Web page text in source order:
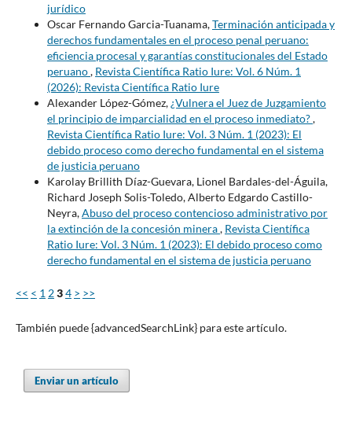
jurídico
Oscar Fernando Garcia-Tuanama,Terminación anticipada y
derechos fundamentales en el proceso penal peruano:
eficiencia procesal y garantías constitucionales del Estado
peruano, Revista Científica Ratio Iure: Vol. 6 Núm. 1
(2026): Revista Científica Ratio Iure
Alexander López-Gómez,¿Vulnera el Juez de Juzgamiento
el principio de imparcialidad en el proceso inmediato?,
Revista Científica Ratio Iure: Vol. 3 Núm. 1 (2023): El
debido proceso como derecho fundamental en el sistema
de justicia peruano
Karolay Brillith Díaz-Guevara, Lionel Bardales-del-Águila,
Richard Joseph Solis-Toledo, Alberto Edgardo Castillo-
Neyra,Abuso del proceso contencioso administrativo por
la extinción de la concesión minera, Revista Científica
Ratio Iure: Vol. 3 Núm. 1 (2023): El debido proceso como
derecho fundamental en el sistema de justicia peruano
<< < 1 234 > >>
También puede {advancedSearchLink} para este artículo.
Enviar un artículo